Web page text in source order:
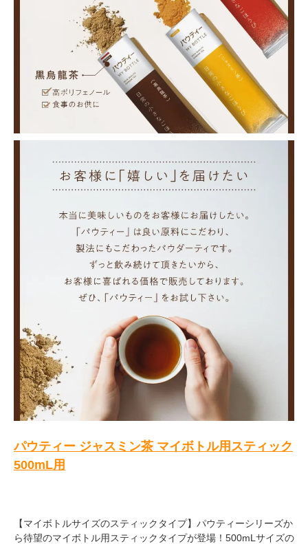
パウティー ジャスミン茶 マイボトル用スティック
500mL用
【マイボトルサイズのスティックタイプ】パウティーシリーズか
ら待望のマイボトル用スティックタイプが登場！500mLサイズの